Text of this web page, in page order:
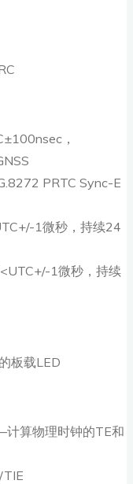
，
PRTC Sync-E
1微秒，持续24
1微秒，持续
板载LED
算物理时钟的TE和
TIE